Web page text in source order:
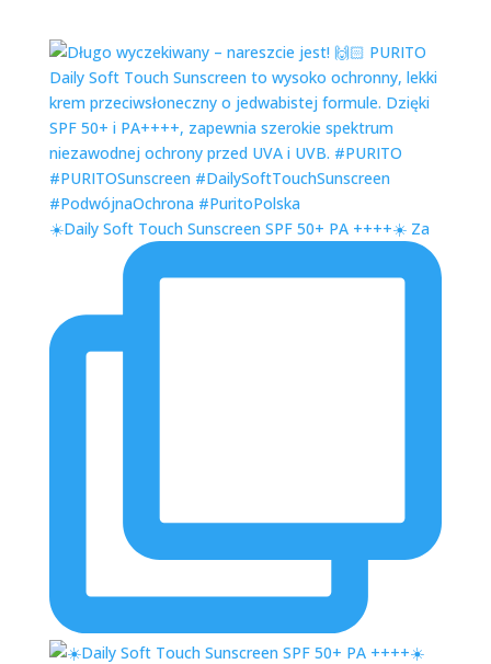
☀️Daily Soft Touch Sunscreen SPF 50+ PA ++++☀️ Za